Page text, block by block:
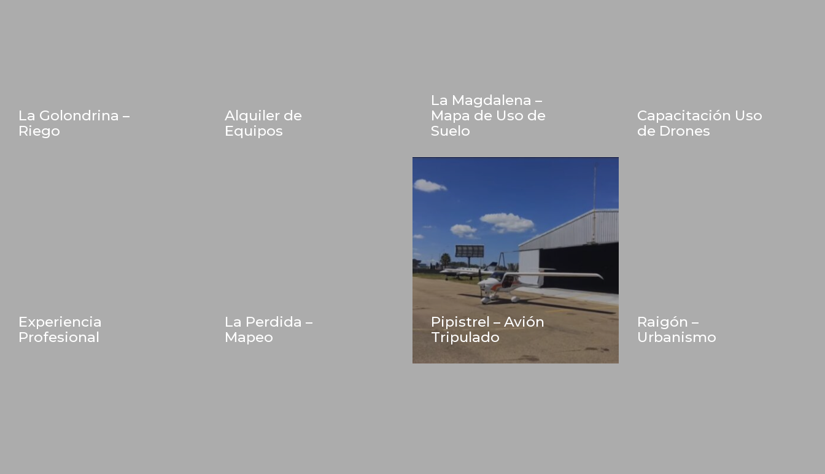
La Golondrina –
Riego
Alquiler de
Equipos
La Magdalena –
Mapa de Uso de
Suelo
Capacitación Uso
de Drones
Experiencia
Profesional
La Perdida –
Mapeo
Pipistrel – Avión
Tripulado
Raigón –
Urbanismo